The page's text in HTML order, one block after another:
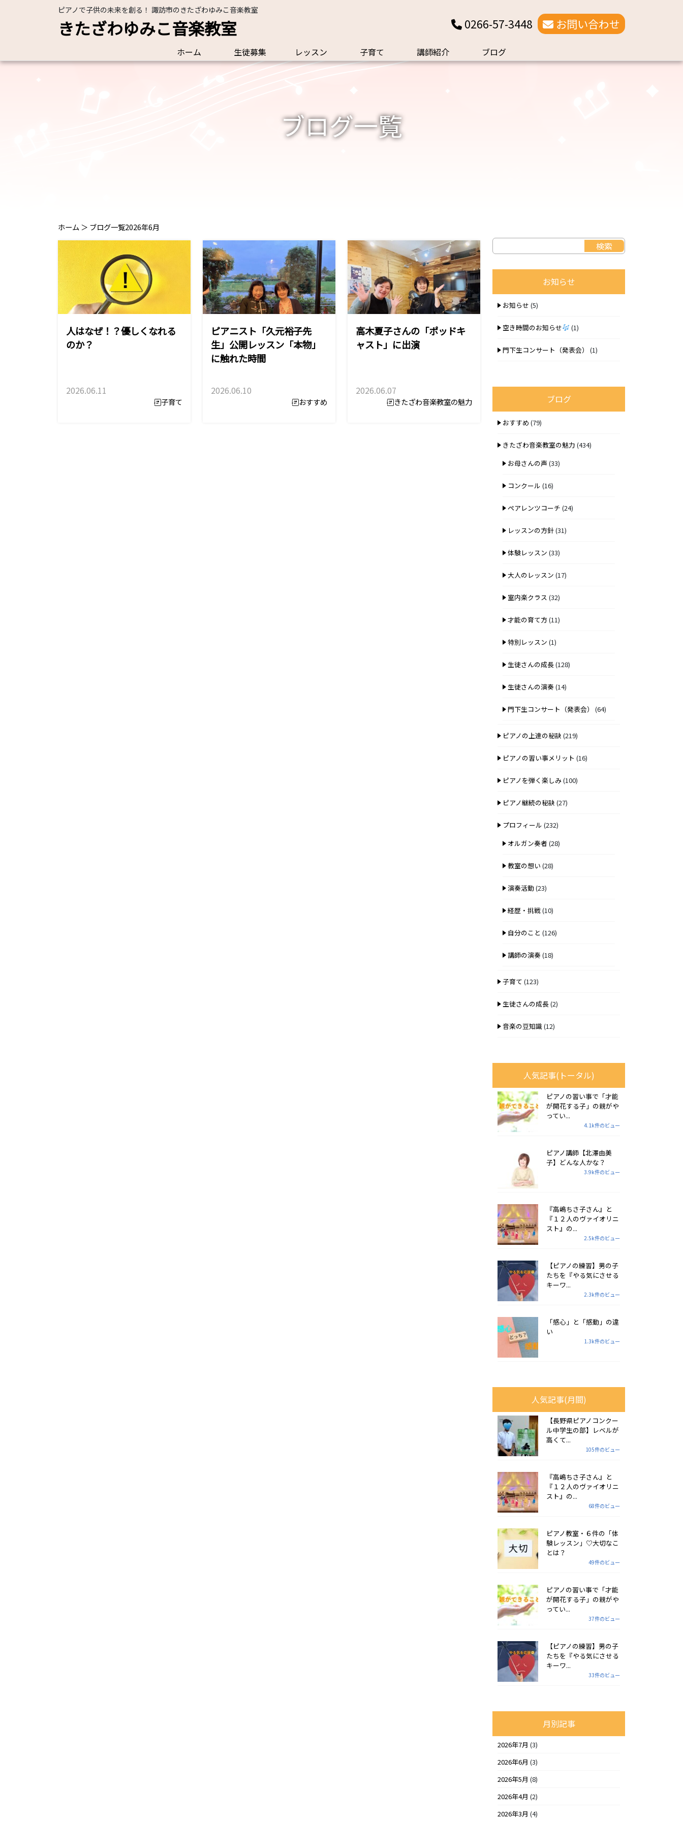
ピアノで子供の未来を創る！ 諏訪市のきたざわゆみこ音楽教室
きたざわゆみこ音楽教室 0266-57-3448 お問い合わせ
ホーム 生徒募集 レッスン 子育て 講師紹介 ブログ
ブログ一覧
ホーム ＞ ブログ一覧2026年6月
人はなぜ！？優しくなれる
のか？
2026.06.11
子育て
ピアニスト「久元裕子先
生」公開レッスン「本物」
に触れた時間
2026.06.10
おすすめ
高木夏子さんの「ポッドキ
ャスト」に出演
2026.06.07
きたざわ音楽教室の魅力
お知らせ
お知らせ (5)
空き時間のお知らせ (1)
門下生コンサート（発表会） (1)
ブログ
おすすめ (79)
きたざわ音楽教室の魅力 (434)
お母さんの声 (33)
コンクール (16)
ペアレンツコーチ (24)
レッスンの方針(31)
体験レッスン (33)
大人のレッスン (17)
室内楽クラス (32)
才能の育て方 (11)
特別レッスン (1)
生徒さんの成長(128)
生徒さんの演奏(14)
門下生コンサート（発表会） (64)
ピアノの上達の秘訣 (219)
ピアノの習い事メリット (16)
ピアノを弾く楽しみ(100)
ピアノ継続の秘訣 (27)
プロフィール (232)
オルガン奏者 (28)
教室の想い (28)
演奏活動(23)
経歴・挑戦(10)
自分のこと (126)
講師の演奏(18)
子育て (123)
生徒さんの成長(2)
音楽の豆知識(12)
人気記事(トータル)
ピアノの習い事で「才能
が開花する子」の親がや
ってい...
4.1k件のビュー
ピアノ講師【北澤由美
子】どんな人かな？
3.9k件のビュー
『高嶋ちさ子さん』と
『１２人のヴァイオリニ
スト』の...
2.5k件のビュー
【ピアノの練習】男の子
たちを『やる気にさせる
キーワ...
2.3k件のビュー
「感心」と「感動」の違
い
1.3k件のビュー
人気記事(月間)
【長野県ピアノコンクー
ル中学生の部】レベルが
高くて...
105件のビュー
『高嶋ちさ子さん』と
『１２人のヴァイオリニ
スト』の...
68件のビュー
ピアノ教室・６件の「体
験レッスン」♡大切なこ
とは？
49件のビュー
ピアノの習い事で「才能
が開花する子」の親がや
ってい...
37件のビュー
【ピアノの練習】男の子
たちを『やる気にさせる
キーワ...
33件のビュー
月別記事
2026年7月 (3)
2026年6月 (3)
2026年5月 (8)
2026年4月 (2)
2026年3月 (4)